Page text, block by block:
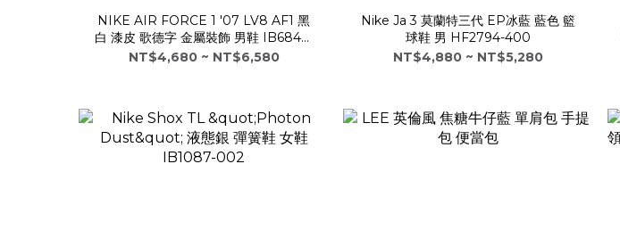
NIKE AIR FORCE 1 '07 LV8 AF1 黑
白 漆皮 歌德字 金屬裝飾 男鞋 IB6843-
001
NT$4,680 ~ NT$6,580
Nike Ja 3 莫蘭特三代 EP冰藍 藍色 籃
球鞋 男 HF2794-400
NT$4,880 ~ NT$5,280